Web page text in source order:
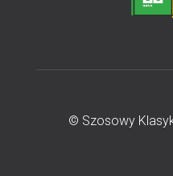
© Szosowy